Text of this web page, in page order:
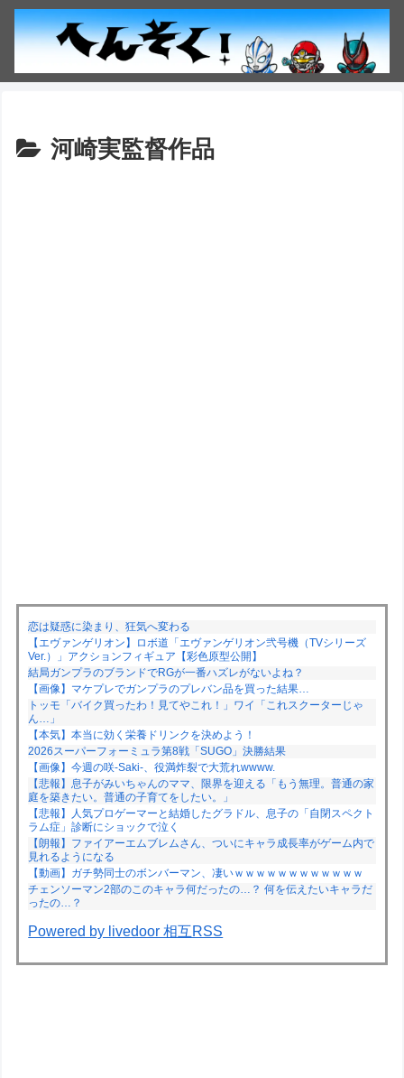
河崎実監督作品
恋は疑惑に染まり、狂気へ変わる
【エヴァンゲリオン】ロボ道「エヴァンゲリオン弐号機（TVシリーズ
Ver.）」アクションフィギュア【彩色原型公開】
結局ガンプラのブランドでRGが一番ハズレがないよね？
【画像】マケプレでガンプラのプレバン品を買った結果…
トッモ「バイク買ったわ！見てやこれ！」ワイ「これスクーターじゃ
ん…」
【本気】本当に効く栄養ドリンクを決めよう！
2026スーパーフォーミュラ第8戦「SUGO」決勝結果
【画像】今週の咲-Saki-、役満炸裂で大荒れwwww.
【悲報】息子がみいちゃんのママ、限界を迎える「もう無理。普通の家
庭を築きたい。普通の子育てをしたい。」
【悲報】人気プロゲーマーと結婚したグラドル、息子の「自閉スペクト
ラム症」診断にショックで泣く
【朗報】ファイアーエムブレムさん、ついにキャラ成長率がゲーム内で
見れるようになる
【動画】ガチ勢同士のボンバーマン、凄いｗｗｗｗｗｗｗｗｗｗｗｗ
チェンソーマン2部のこのキャラ何だったの…？ 何を伝えたいキャラだ
ったの…？
Powered by livedoor 相互RSS